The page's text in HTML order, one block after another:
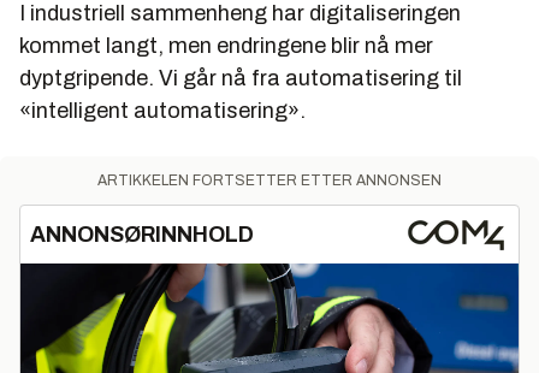
I industriell sammenheng har digitaliseringen
kommet langt, men endringene blir nå mer
dyptgripende. Vi går nå fra automatisering til
«intelligent automatisering».
ARTIKKELEN FORTSETTER ETTER ANNONSEN
ANNONSØRINNHOLD